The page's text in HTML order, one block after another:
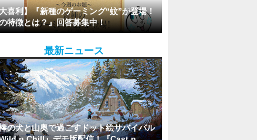
喜利】『新種のゲーミング“蚊”が登場！
特徴とは？』回答募集中！
最新ニュース
の犬と山奥で過ごすドット絵サバイバル